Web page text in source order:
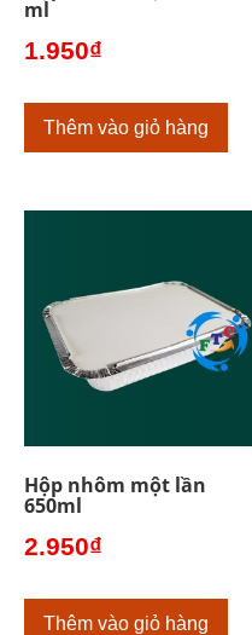
ml
1.950₫
Thêm vào giỏ hàng
Hộp nhôm một lần
650ml
2.950₫
Thêm vào giỏ hàng